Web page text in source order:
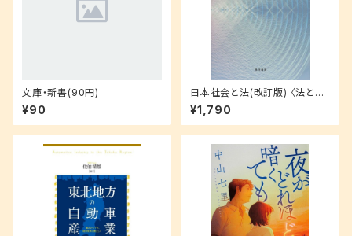
文庫・新書(90円)
¥90
日本社会と法(改訂版) 〈法と社
会〉のトピック分析
¥1,790